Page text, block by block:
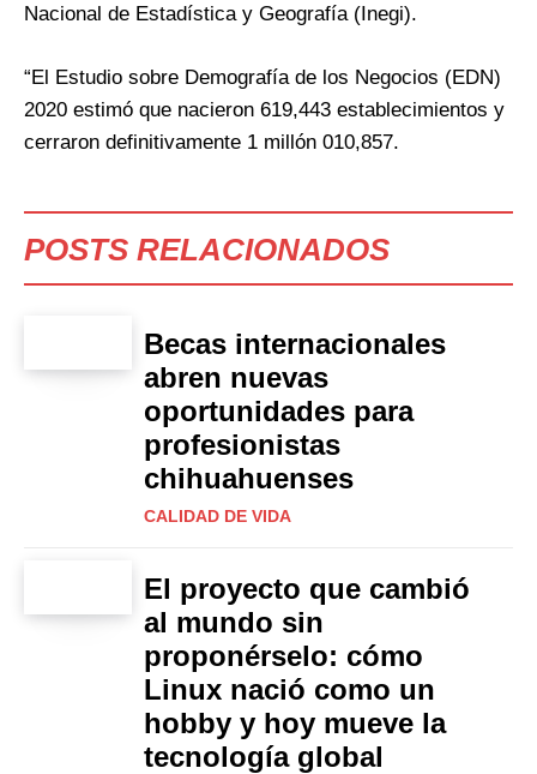
Nacional de Estadística y Geografía (Inegi).
“El Estudio sobre Demografía de los Negocios (EDN)
2020 estimó que nacieron 619,443 establecimientos y
cerraron definitivamente 1 millón 010,857.
POSTS RELACIONADOS
Becas internacionales
abren nuevas
oportunidades para
profesionistas
chihuahuenses
CALIDAD DE VIDA
El proyecto que cambió
al mundo sin
proponérselo: cómo
Linux nació como un
hobby y hoy mueve la
tecnología global